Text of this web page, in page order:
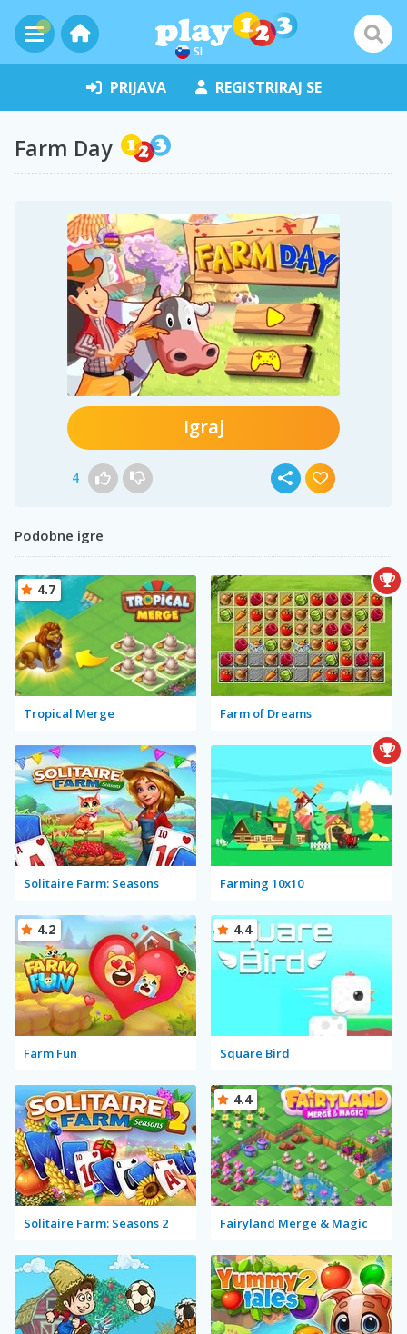
SI
PRIJAVA REGISTRIRAJ SE
Farm Day
Igraj
4
Podobne igre
Tropical Merge
4.7
Farm of Dreams
Solitaire Farm: Seasons Farming 10x10
Farm Fun
4.2
Square Bird
4.4
Solitaire Farm: Seasons 2 Fairyland Merge & Magic
4.4